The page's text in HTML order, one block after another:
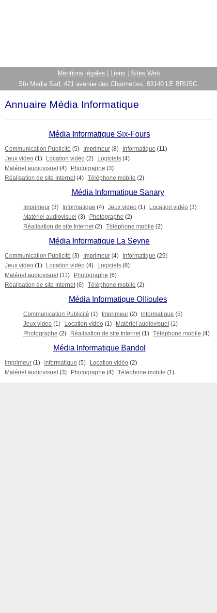
Mentions légales Liens
Sites Web
Sfn Media Sarl, 421 avenue des Charmettes, 83140 LE BRUSC.
Annuaire Média Informatique
Média Informatique Six-Fours
Communication Publicité (5) Imprimeur (8) Informatique (11)
Jeux video (1) Location vidéo (2) Logiciels (4)
Matériel audiovisuel (4) Photographe (3)
Réalisation de site Internet (4) Téléphone mobile (2)
Média Informatique Sanary
Imprimeur (3) Informatique (4) Jeux video (1) Location vidéo (3)
Matériel audiovisuel (3) Photographe (2)
Réalisation de site Internet (2) Téléphone mobile (2)
Média Informatique La Seyne
Communication Publicité (3) Imprimeur (4) Informatique (29)
Jeux video (1) Location vidéo (4) Logiciels (8)
Matériel audiovisuel (11) Photographe (6)
Réalisation de site Internet (6) Téléphone mobile (2)
Média Informatique Ollioules
Communication Publicité (1) Imprimeur (2) Informatique (5)
Jeux video (1) Location vidéo (1) Matériel audiovisuel (1)
Photographe (2) Réalisation de site Internet (1) Téléphone mobile (4)
Média Informatique Bandol
Imprimeur (1) Informatique (5) Location vidéo (2)
Matériel audiovisuel (3) Photographe (4) Téléphone mobile (1)